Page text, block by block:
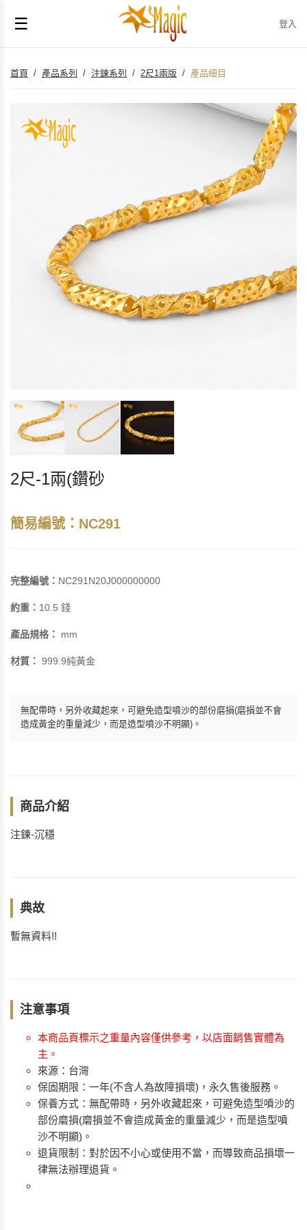
☰ 登入
首頁 / 產品系列 / 注鍊系列 / 2尺1兩版 / 產品細目
2尺-1兩(鑽砂
簡易編號：NC291
完整編號： NC291N20J000000000
約重： 10.5 錢
產品規格： mm
材質： 999.9純黃金
無配帶時，另外收藏起來，可避免造型噴沙的部份磨損(磨損並不會
造成黃金的重量減少，而是造型噴沙不明顯)。
商品介紹
注鍊-沉穩
典故
暫無資料!!
注意事項
本商品頁標示之重量內容僅供參考，以店面銷售實體為
主。
來源：台灣
保固期限：一年(不含人為故障損壞)，永久售後服務。
保養方式：無配帶時，另外收藏起來，可避免造型噴沙的
部份磨損(磨損並不會造成黃金的重量減少，而是造型噴
沙不明顯)。
退貨限制：對於因不小心或使用不當，而導致商品損壞一
律無法辦理退貨。